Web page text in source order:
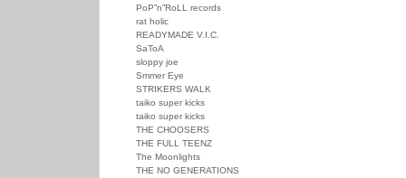
PoP”n”RoLL records
rat holic
READYMADE V.I.C.
SaToA
sloppy joe
Smmer Eye
STRIKERS WALK
taiko super kicks
taiko super kicks
THE CHOOSERS
THE FULL TEENZ
The Moonlights
THE NO GENERATIONS